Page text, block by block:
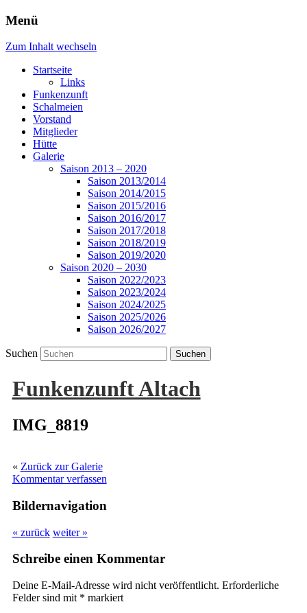
Menü
Zum Inhalt wechseln
Startseite
Links
Funkenzunft
Schalmeien
Vorstand
Mitglieder
Hütte
Galerie
Saison 2013 – 2020
Saison 2013/2014
Saison 2014/2015
Saison 2015/2016
Saison 2016/2017
Saison 2017/2018
Saison 2018/2019
Saison 2019/2020
Saison 2020 – 2030
Saison 2022/2023
Saison 2023/2024
Saison 2024/2025
Saison 2025/2026
Saison 2026/2027
Suchen
Funkenzunft Altach
IMG_8819
« Zurück zur Galerie
Kommentar verfassen
Bildernavigation
« zurück weiter »
Schreibe einen Kommentar
Deine E-Mail-Adresse wird nicht veröffentlicht. Erforderliche
Felder sind mit * markiert